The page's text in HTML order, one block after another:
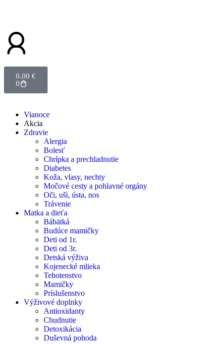
0.00 €
0
Vianoce
Akcia
Zdravie
Alergia
Bolesť
Chrípka a prechladnutie
Diabetes
Koža, vlasy, nechty
Močové cesty a pohlavné orgány
Oči, uši, ústa, nos
Trávenie
Matka a dieťa
Bábätká
Budúce mamičky
Deti od 1r.
Deti od 3r.
Detská výživa
Kojenecké mlieka
Tehotenstvo
Mamičky
Príslušenstvo
Výživové doplnky
Antioxidanty
Chudnutie
Detoxikácia
Duševná pohoda